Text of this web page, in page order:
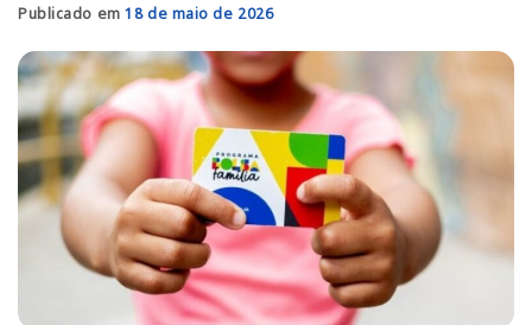
Publicado em18 de maio de 2026